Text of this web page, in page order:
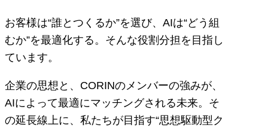
お客様は“誰とつくるか”を選び、AIは“どう組
むか”を最適化する。そんな役割分担を目指し
ています。
企業の思想と、CORINのメンバーの強みが、
AIによって最適にマッチングされる未来。そ
の延長線上に、私たちが目指す“思想駆動型ク